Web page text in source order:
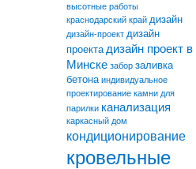
высотные работы
краснодарский край дизайн
дизайн-проект дизайн
проекта дизайн проект в
Минске забор заливка
бетона индивидуальное
проектирование камни для
парилки канализация
каркасный дом
кондиционирование
кровельные